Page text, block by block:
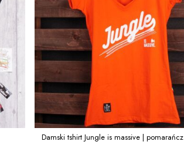
Damski tshirt Jungle is massive | pomarańcz